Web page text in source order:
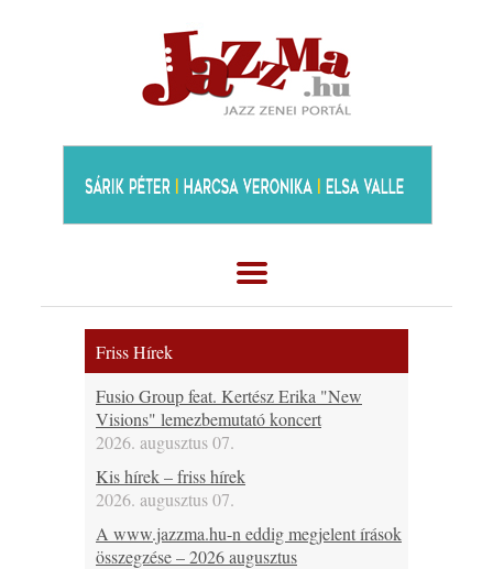
Friss Hírek
Fusio Group feat. Kertész Erika "New
Visions" lemezbemutató koncert
2026. augusztus 07.
Kis hírek – friss hírek
2026. augusztus 07.
A www.jazzma.hu-n eddig megjelent írások
összegzése – 2026 augusztus